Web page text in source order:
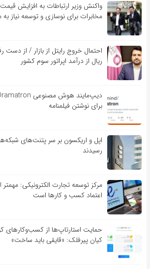
واکنش وزیر ارتباطات به افزایش
مخابرات برای نوسازی و توسعه نیاز به
ریال از درآمد اپراتور سوم کشور
برای نوشتن فیلمنامه
اپل و اریکسون بر سر پتنت‌های
رسیدند
مرکز توسعه تجارت الکترونیکی: مهمتر
اعتماد کسب و کارها است
حمایت استارتاپ‌ها از کسب‌وکارهای
کیان پیرفلک: «قایقی باید ساخت»